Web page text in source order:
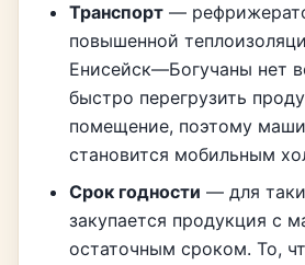
Транспорт —
повышенной
Енисейск—Богучаны нет
быстро перегрузить
помещение, поэтому
становится мобильным
Срок годности — для
закупается продукция с
остаточным сроком. То,